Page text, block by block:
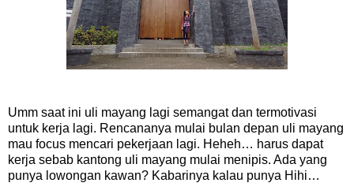
Umm saat ini uli mayang lagi semangat dan termotivasi
untuk kerja lagi. Rencananya mulai bulan depan uli mayang
mau focus mencari pekerjaan lagi. Heheh… harus dapat
kerja sebab kantong uli mayang mulai menipis. Ada yang
punya lowongan kawan? Kabarinya kalau punya Hihi…